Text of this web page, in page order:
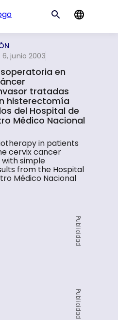
junio 2003
en
tratadas
histerectomía
del Hospital de
Médico Nacional
in patients
cervix cancer
simple
from the Hospital
Médico Nacional
Publicidad
Publicidad